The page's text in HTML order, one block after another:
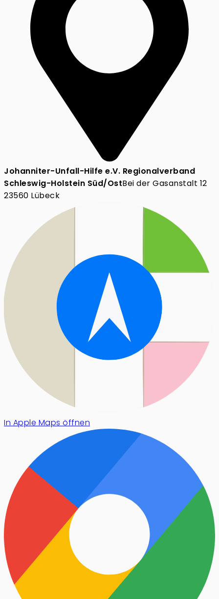
Johanniter-Unfall-Hilfe e.V. Regionalverband
Schleswig-Holstein Süd/OstBei der Gasanstalt 12
23560 Lübeck
In Apple Maps öffnen